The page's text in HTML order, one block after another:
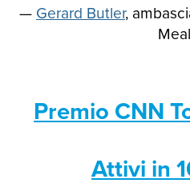
— Gerard Butler,
Premio CNN
Attivi in